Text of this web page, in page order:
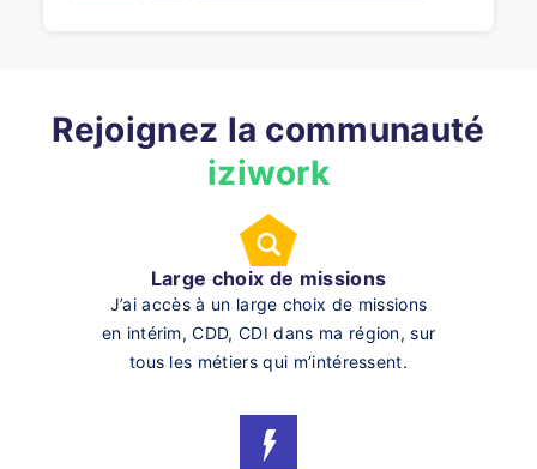
Rejoignez la communauté
iziwork
Large choix de missions
J’ai accès à un large choix de missions
en intérim, CDD, CDI dans ma région, sur
tous les métiers qui m’intéressent.